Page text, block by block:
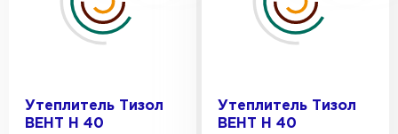
Утеплитель Тизол
ВЕНТ Н 40
Утеплитель Тизол
ВЕНТ Н 40